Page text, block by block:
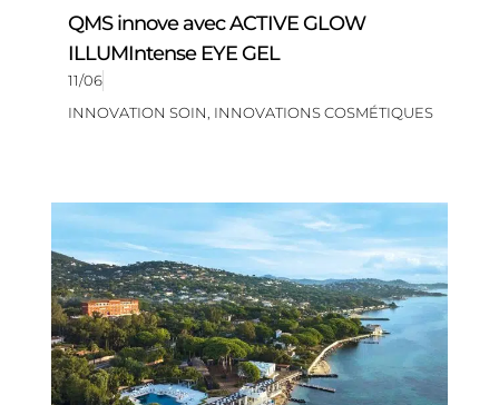
QMS innove avec ACTIVE GLOW
ILLUMIntense EYE GEL
11/06
INNOVATION SOIN INNOVATIONS COSMÉTIQUES